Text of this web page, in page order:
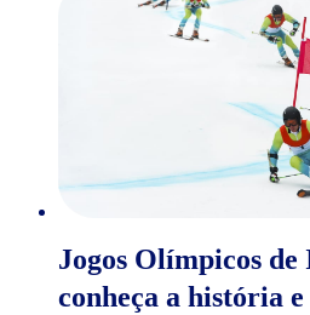
Jogos Olímpicos de
conheça a história e